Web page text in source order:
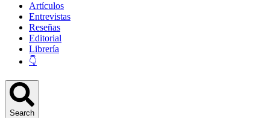
Artículos
Entrevistas
Reseñas
Editorial
Librería
👇
Search